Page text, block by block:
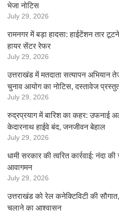
भेजा नोटिस
July 29, 2026
रामनगर में बड़ा हादसा: हाईटेंशन तार
हायर सेंटर रेफर
July 29, 2026
उत्तराखंड में मतदाता सत्यापन
चुनाव आयोग का नोटिस, दस्तावेज
July 29, 2026
रुद्रप्रयाग में बारिश का कहर: उफनाई
केदारनाथ हाईवे बंद, जनजीवन बेहाल
July 29, 2026
धामी सरकार की त्वरित कार्रवाई: नंदा
आवागमन
July 29, 2026
उत्तराखंड को रेल कनेक्टिविटी की
चलाने का आश्वासन